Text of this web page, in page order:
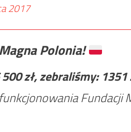
2017
Polonia!
500zł, zebraliśmy: 1351
Fundacji